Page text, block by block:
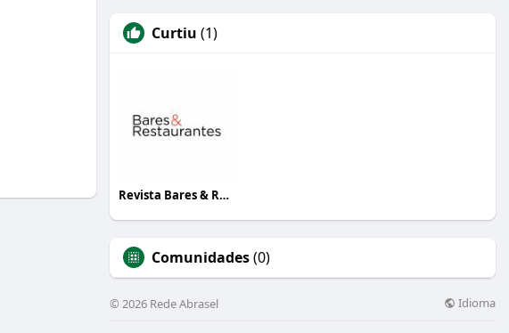
Curtiu (1)
Revista Bares & Restaurantes
Comunidades(0)
© 2026 Rede Abrasel Idioma